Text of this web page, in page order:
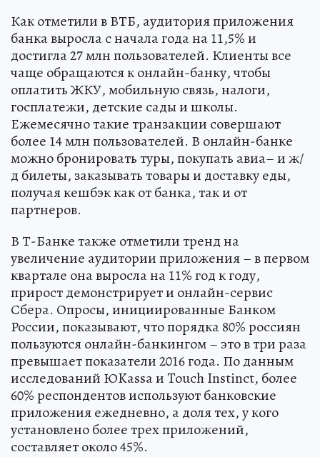
Как отметили в ВТБ, аудитория приложения
банка выросла с начала года на 11,5% и
достигла 27 млн пользователей. Клиенты все
чаще обращаются к онлайн-банку, чтобы
оплатить ЖКУ, мобильную связь, налоги,
госплатежи, детские сады и школы.
Ежемесячно такие транзакции совершают
более 14 млн пользователей. В онлайн-банке
можно бронировать туры, покупать авиа– и ж/
д билеты, заказывать товары и доставку еды,
получая кешбэк как от банка, так и от
партнеров.
В Т-Банке также отметили тренд на
увеличение аудитории приложения – в первом
квартале она выросла на 11% год к году,
прирост демонстрирует и онлайн-сервис
Сбера. Опросы, инициированные Банком
России, показывают, что порядка 80% россиян
пользуются онлайн-банкингом – это в три раза
превышает показатели 2016 года. По данным
исследований ЮKassa и Touch Instinct, более
60% респондентов используют банковские
приложения ежедневно, а доля тех, у кого
установлено более трех приложений,
составляет около 45%.